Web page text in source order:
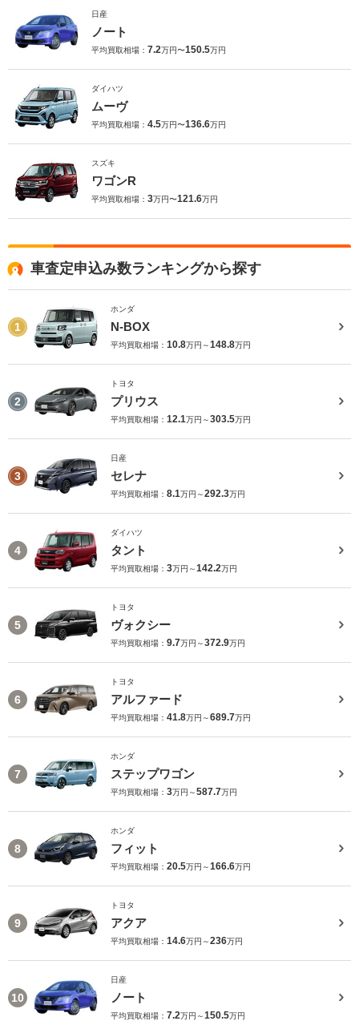
日産
ノート
平均買取相場： 7.2万円〜150.5万円
ダイハツ
ムーヴ
平均買取相場： 4.5万円〜136.6万円
スズキ
ワゴンR
平均買取相場： 3万円〜121.6万円
車査定申込み数ランキングから探す
1
ホンダ
N-BOX
平均買取相場： 10.8万円～148.8万円
2
トヨタ
プリウス
平均買取相場： 12.1万円～303.5万円
3
日産
セレナ
平均買取相場： 8.1万円～292.3万円
4
ダイハツ
タント
平均買取相場： 3万円～142.2万円
5
トヨタ
ヴォクシー
平均買取相場： 9.7万円～372.9万円
6
トヨタ
アルファード
平均買取相場： 41.8万円～689.7万円
7
ホンダ
ステップワゴン
平均買取相場： 3万円～587.7万円
8
ホンダ
フィット
平均買取相場： 20.5万円～166.6万円
9
トヨタ
アクア
平均買取相場： 14.6万円～236万円
10
日産
ノート
平均買取相場： 7.2万円～150.5万円